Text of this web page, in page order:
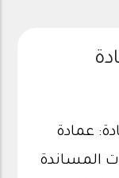
عمادة
المساندة